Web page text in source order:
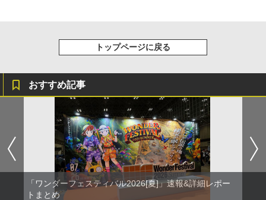
トップページに戻る
おすすめ記事
「ワンダーフェスティバル2026[夏]」速報&詳細レポー
トまとめ